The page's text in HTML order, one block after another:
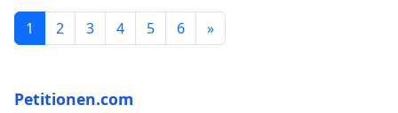
1 2 3 4 5 6 »
Petitionen.com